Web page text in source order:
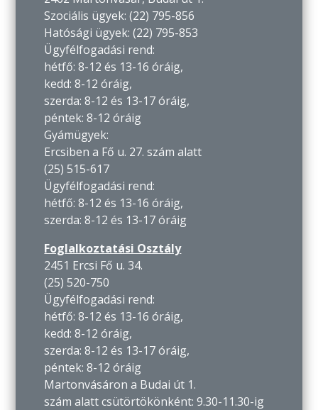
Szociális ügyek: (22) 795-856
Hatósági ügyek: (22) 795-853
Ügyfélfogadási rend:
hétfő: 8-12 és 13-16 óráig,
kedd: 8-12 óráig,
szerda: 8-12 és 13-17 óráig,
péntek: 8-12 óráig
Gyámügyek:
Ercsiben a Fő u. 27. szám alatt
(25) 515-617
Ügyfélfogadási rend:
hétfő: 8-12 és 13-16 óráig,
szerda: 8-12 és 13-17 óráig
Foglalkoztatási Osztály
2451 Ercsi Fő u. 34.
(25) 520-750
Ügyfélfogadási rend:
hétfő: 8-12 és 13-16 óráig,
kedd: 8-12 óráig,
szerda: 8-12 és 13-17 óráig,
péntek: 8-12 óráig
Martonvásáron a Budai út 1.
szám alatt csütörtökönként: 9.30-11.30-ig